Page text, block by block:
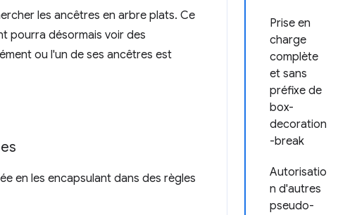
Prise en
charge
complète
et sans
préfixe de
box-
decoration
-break
Autorisatio
n d'autres
pseudo-
les ancêtres en arbre plats. Ce
pourra désormais voir des
ou l'un de ses ancêtres est
en les encapsulant dans des règles